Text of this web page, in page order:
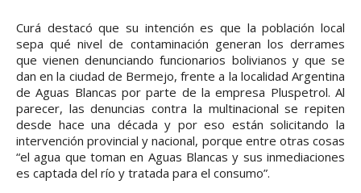
Curá destacó que su intención es que la población local
sepa qué nivel de contaminación generan los derrames
que vienen denunciando funcionarios bolivianos y que se
dan en la ciudad de Bermejo, frente a la localidad Argentina
de Aguas Blancas por parte de la empresa Pluspetrol. Al
parecer, las denuncias contra la multinacional se repiten
desde hace una década y por eso están solicitando la
intervención provincial y nacional, porque entre otras cosas
“el agua que toman en Aguas Blancas y sus inmediaciones
es captada del río y tratada para el consumo”.